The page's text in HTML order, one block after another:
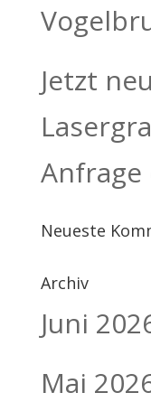
Jetzt
Neueste
Archiv
Juni
Mai